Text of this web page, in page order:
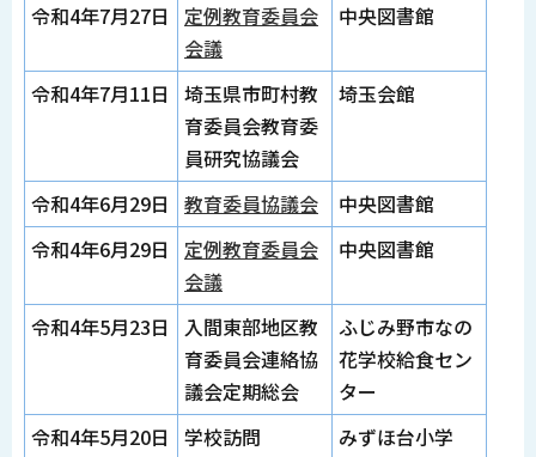
令和4年7月27日
定例教育委員会
会議
中央図書館
令和4年7月11日
埼玉県市町村教
育委員会教育委
員研究協議会
埼玉会館
令和4年6月29日 教育委員協議会
中央図書館
令和4年6月29日
定例教育委員会
会議
中央図書館
令和4年5月23日
入間東部地区教
育委員会連絡協
議会定期総会
ふじみ野市なの
花学校給食セン
ター
令和4年5月20日
学校訪問
みずほ台小学